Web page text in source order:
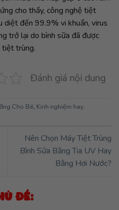
cho thấy, công nghệ tiệt
đến 99.9% vi khuẩn, virus
trở lại do bình sữa đã được
tiệt trùng.
Đánh giá nội dung
Cho Bé, Kinh nghiệm hay.
Nên Chọn Máy Tiệt Trùng
Bình Sữa Bằng Tia UV Hay
Bằng Hơi Nước?
ĐỀ: